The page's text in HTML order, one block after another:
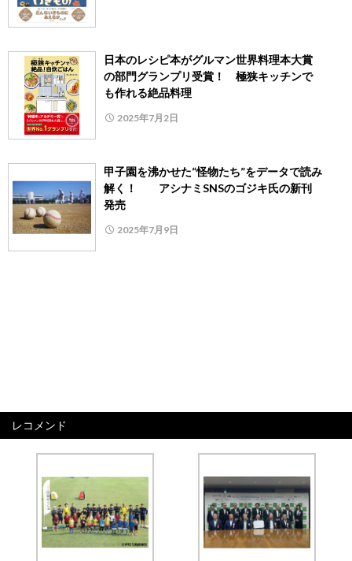
日本のレシピ本がグルマン世界料理本大賞
の部門グランプリ受賞！ 極狭キッチンで
も作れる絶品料理
2025年7月2日
甲子園を沸かせた“怪物たち”をデータで読み
解く！ アシナミSNSのゴジキ氏の新刊
発売
2025年7月9日
レコメンド